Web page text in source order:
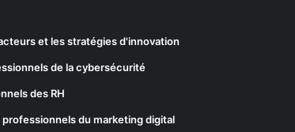
et les stratégies d'innovation
de la cybersécurité
des RH
du marketing digital